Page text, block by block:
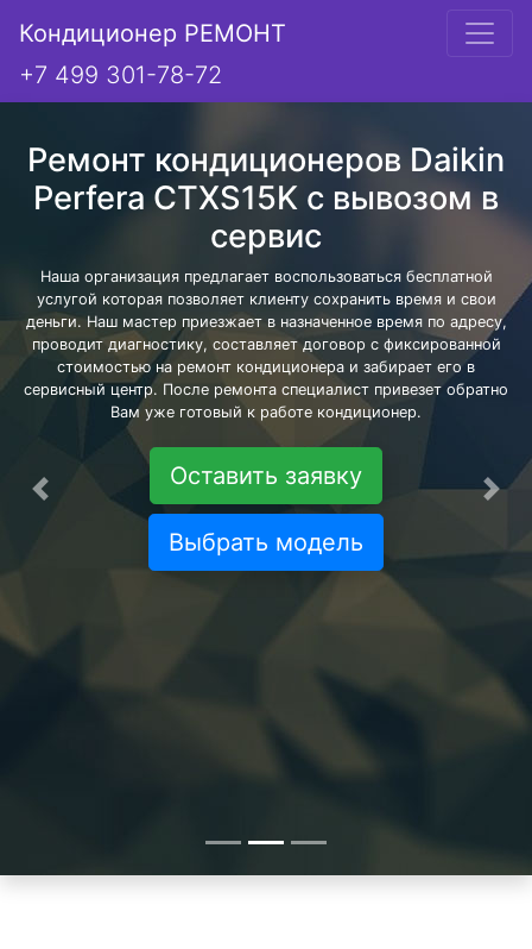
Кондиционер РЕМОНТ
+7 499 301-78-72
Ремонт кондиционеров Daikin
Perfera CTXS15K с вывозом в
сервис
Наша организация предлагает воспользоваться бесплатной
услугой которая позволяет клиенту сохранить время и свои
деньги. Наш мастер приезжает в назначенное время по адресу,
проводит диагностику, составляет договор с фиксированной
стоимостью на ремонт кондиционера и забирает его в
сервисный центр. После ремонта специалист привезет обратно
Вам уже готовый к работе кондиционер.
Оставить заявку
Выбрать модель
Предыдущая